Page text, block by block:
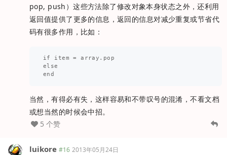
pop, push）这些方法除了修改对象本身状态之外，还利用
返回值提供了更多的信息，返回的信息对减少重复或节省代
码有很多作用，比如：
if item = array.pop
else
当然，有得必有失，这样容易和不带叹号的混淆，不看文档
或想当然的时候会中招。
5 个赞
luikore #16 2013年05月24日